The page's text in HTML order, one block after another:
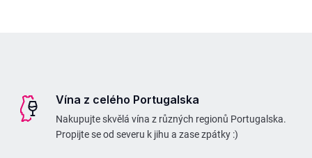
c
í
p
Vína z celého Portugalska
Nakupujte skvělá vína z různých regionů Portugalska.
Propijte se od severu k jihu a zase zpátky :)